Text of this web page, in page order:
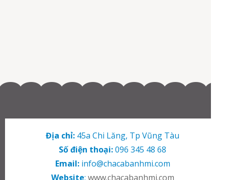
Địa chỉ: 45a Chi Lăng, Tp Vũng Tàu
Số điện thoại:096 345 48 68
Email:info@chacabanhmi.com
Website: www.chacabanhmi.com